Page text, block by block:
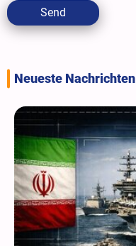
Send
Neueste Nachrichten